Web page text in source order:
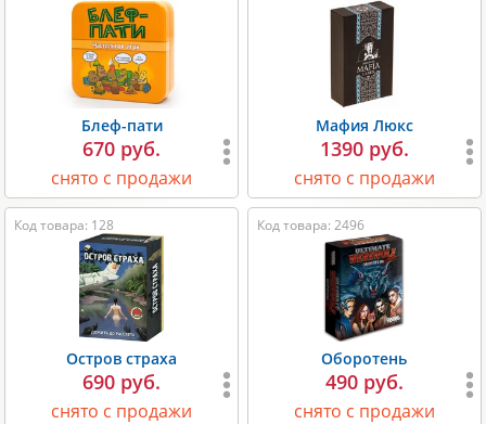
Блеф-пати
670 руб.
снято с продажи
Мафия Люкс
1390 руб.
снято с продажи
Код товара: 128
Остров страха
690 руб.
снято с продажи
Код товара: 2496
Оборотень
490 руб.
снято с продажи